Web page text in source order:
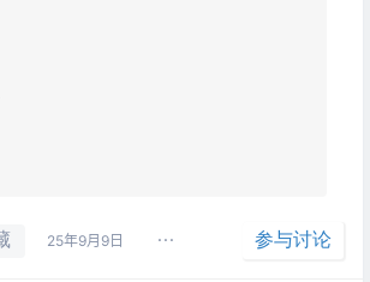
25年9月9日 参与讨论